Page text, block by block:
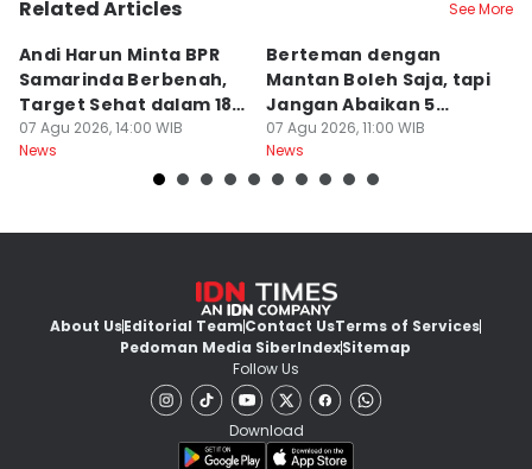
Related Articles See More
Andi Harun Minta BPR
Samarinda Berbenah,
Target Sehat dalam 18
Bulan
07 Agu 2026, 14:00 WIB
News
Berteman dengan
Mantan Boleh Saja, tapi
Jangan Abaikan 5
Aturan Ini
07 Agu 2026, 11:00 WIB
News
About UsEditorial TeamContact UsTerms of Services
Pedoman Media SiberIndexSitemap
Follow Us
Download